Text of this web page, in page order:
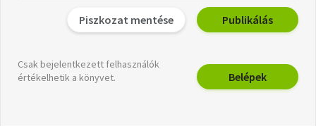
Piszkozat mentése Publikálás
Csak bejelentkezett felhasználók
értékelhetik a könyvet.
Belépek